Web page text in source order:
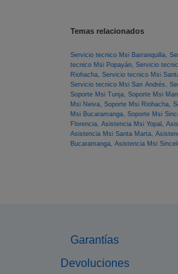
Temas relacionados
Servicio tecnico Msi Barranquilla,
tecnico Msi Popayán, Servicio
Riohacha, Servicio tecnico Msi
Servicio tecnico Msi San Andrés,
Soporte Msi Tunja, Soporte Msi
Msi Neiva, Soporte Msi Riohacha,
Msi Bucaramanga, Soporte Msi
Florencia, Asistencia Msi Yopal,
Asistencia Msi Santa Marta,
Bucaramanga, Asistencia Msi
Garantías
Devoluciones